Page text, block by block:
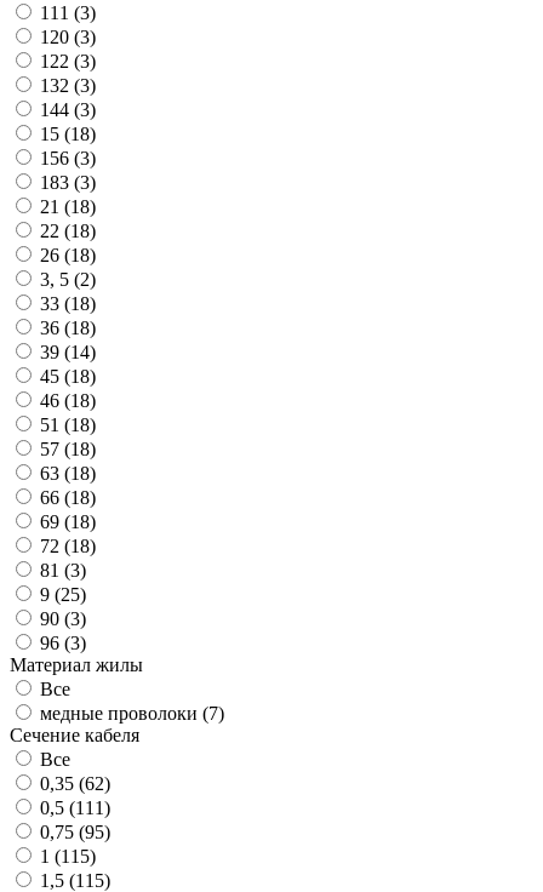
111 (3)
120 (3)
122 (3)
132 (3)
144 (3)
15 (18)
156 (3)
183 (3)
21 (18)
22 (18)
26 (18)
3, 5 (2)
33 (18)
36 (18)
39 (14)
45 (18)
46 (18)
51 (18)
57 (18)
63 (18)
66 (18)
69 (18)
72 (18)
81 (3)
9 (25)
90 (3)
96 (3)
Материал жилы
Все
медные проволоки (7)
Сечение кабеля
Все
0,35 (62)
0,5 (111)
0,75 (95)
1 (115)
1,5 (115)